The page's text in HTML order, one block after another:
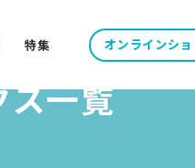
特集 オンラインシ
ス一覧